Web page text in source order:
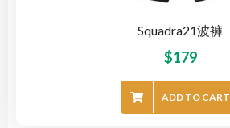
Squadra21波褲
$179
ADD TO CART